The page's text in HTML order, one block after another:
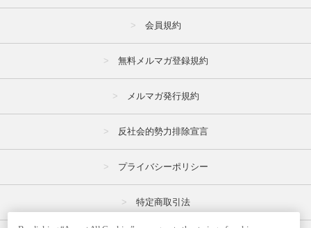
会員規約
無料メルマガ登録規約
メルマガ発行規約
反社会的勢力排除宣言
プライバシーポリシー
特定商取引法